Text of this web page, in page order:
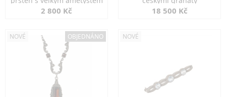
2 800 Kč 18 500 Kč
NOVÉ OBJEDNÁNO NOVÉ